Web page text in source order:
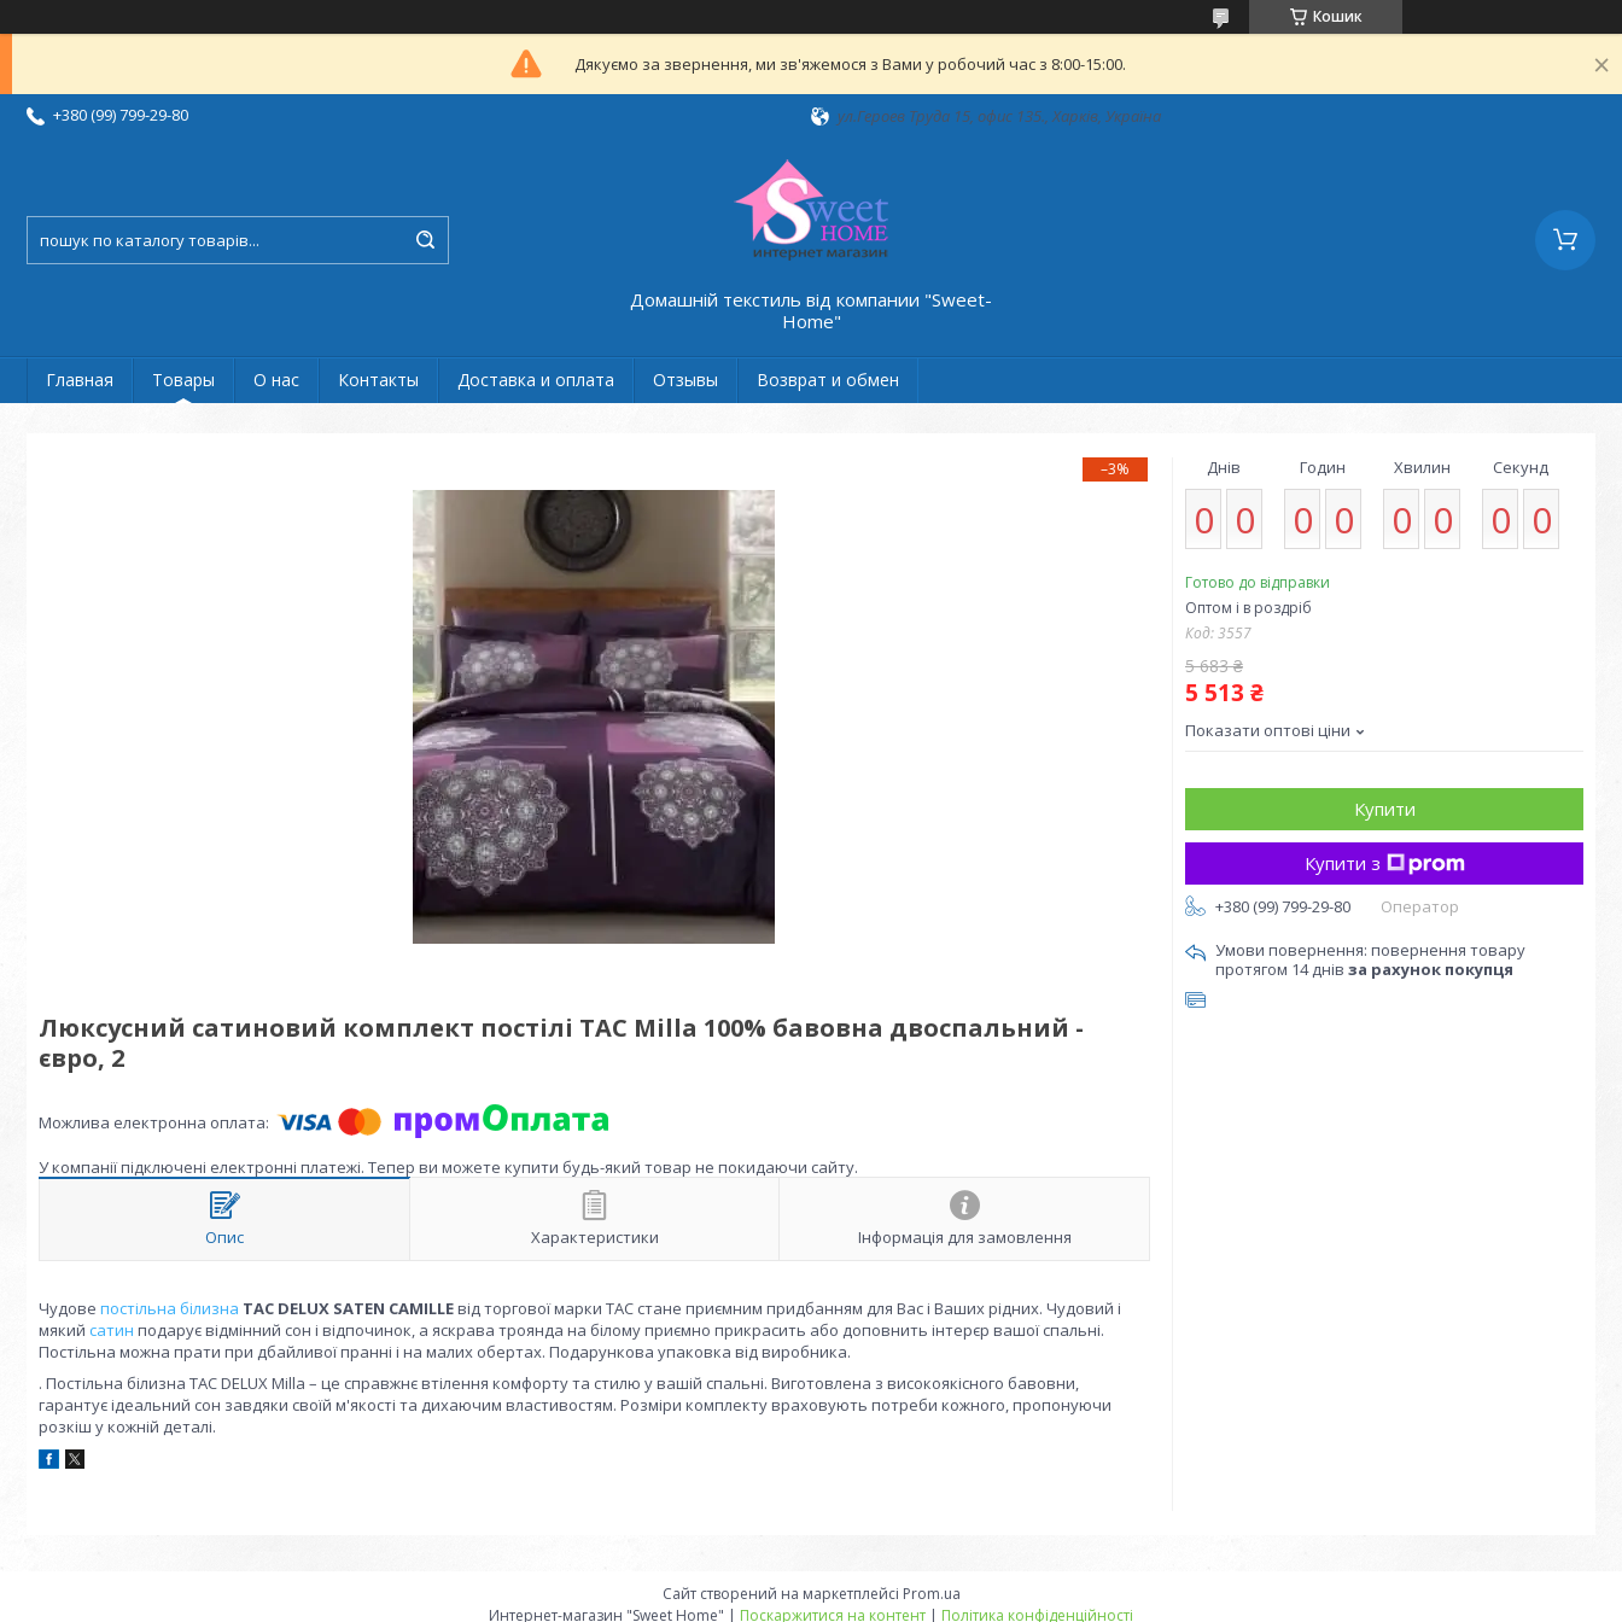
Кошик
Дякуємо за звернення, ми зв'яжемося з Вами у робочий час з 8:00-15:00.
+380 (99) 799-29-80 ул.Героев Труда 15, офис 135., Харків, Україна
Домашній текстиль від компании "Sweet-
Home"
Главная Товары О нас Контакты Доставка и оплата Отзывы Возврат и обмен
–3%
Люксусний сатиновий комплект постілі TAC Milla 100% бавовна двоспальний -
євро, 2
У компанії підключені електронні платежі. Тепер ви можете купити будь-який товар не покидаючи сайту.
Опис Характеристики Інформація для замовлення
Чудове постільна білизна TAC DELUX SATEN CAMILLEвід торгової марки ТАС стане приємним придбанням для Вас і Ваших рідних. Чудовий і
мякий сатин подарує відмінний сон і відпочинок, а яскрава троянда на білому приємно прикрасить або доповнить інтерєр вашої спальні.
Постільна можна прати при дбайливої пранні і на малих обертах. Подарункова упаковка від виробника.
. Постільна білизна TAC DELUX Milla – це справжнє втілення комфорту та стилю у вашій спальні. Виготовлена з високоякісного бавовни,
гарантує ідеальний сон завдяки своїй м'якості та дихаючим властивостям. Розміри комплекту враховують потреби кожного, пропонуючи
розкіш у кожній деталі.
Днів
0 0
Годин
0 0
Хвилин
0 0
Секунд
0 0
Готово до відправки
Оптом і в роздріб
Код:3557
5 683 ₴
5 513 ₴
Показати оптові ціни
Купити
Купити з
+380 (99) 799-29-80
Оператор
повернення товару
протягом 14 днів за рахунок покупця
Сайт створений на маркетплейсі Prom.ua
Интернет-магазин "Sweet Home" | Поскаржитися на контент | Політика конфіденційності